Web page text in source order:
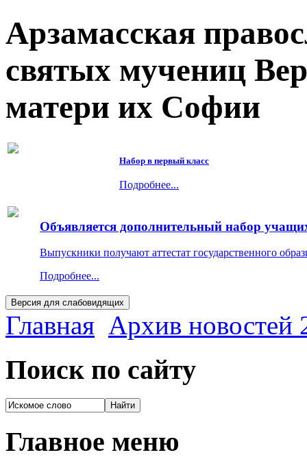
Арзамасская
святых мучениц
матери их Софии
Набор в первый класс
Подробнее...
Объявляется дополнительный набор
Выпускники получают аттестат государственного
Подробнее...
Главная Архив новостей
Поиск по сайту
Главное меню